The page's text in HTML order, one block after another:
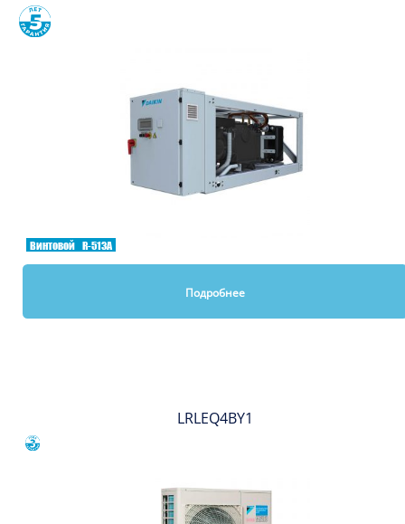
Винтовой R-513A
Подробнее
LRLEQ4BY1